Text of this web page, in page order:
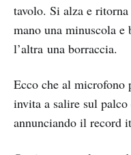
tavolo. Si alza e
mano una minuscola
l’altra una borraccia.
Ecco che al
invita a salire sul
annunciando il record